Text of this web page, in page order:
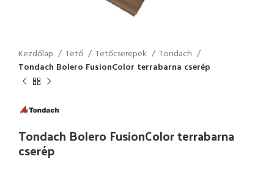
Kezdőlap Tető Tetőcserepek
Tondach
Tondach Bolero FusionColor terrabarna cserép
Tondach Bolero FusionColor terrabarna
cserép